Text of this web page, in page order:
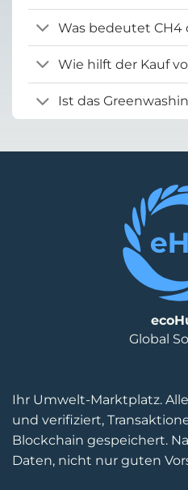
Was bedeutet CH4
Wie hilft der Kauf
Ist das
Ihr Umwelt-Marktplatz.
und verifiziert,
Blockchain gespeichert.
Daten, nicht nur guten
Global